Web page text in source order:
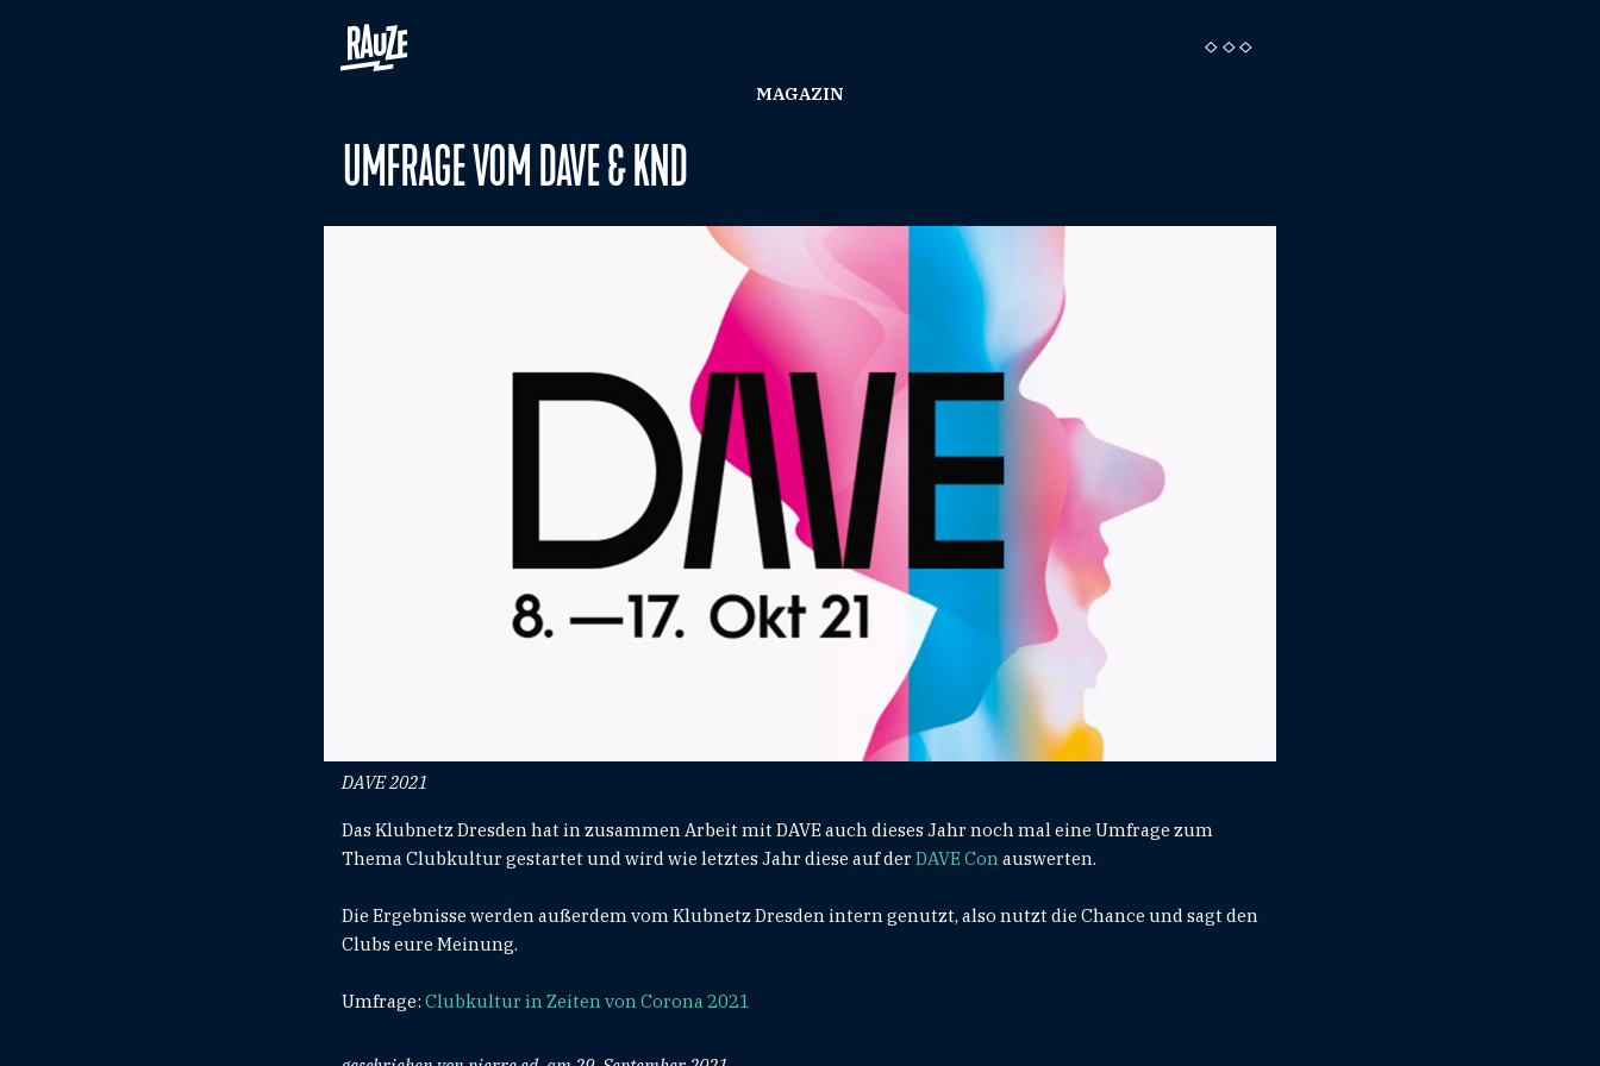
MAGAZIN
UMFRAGE VOM DAVE & KND
DAVE 2021
Das Klubnetz Dresden hat in zusammen Arbeit mit DAVE auch dieses Jahr noch mal eine Umfrage zum
Thema Clubkultur gestartet und wird wie letztes Jahr diese auf der DAVE Conauswerten.
Die Ergebnisse werden außerdem vom Klubnetz Dresden intern genutzt, also nutzt die Chance und sagt den
Clubs eure Meinung.
Umfrage: Clubkultur in Zeiten von Corona 2021